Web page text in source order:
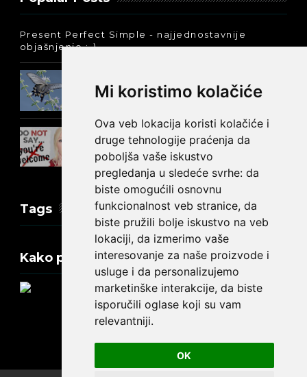
Mi koristimo kolačiće
Ova veb lokacija koristi kolačiće i
druge tehnologije praćenja da
poboljša vaše iskustvo
pregledanja u sledeće svrhe: da
biste omogućili osnovnu
funkcionalnost veb stranice, da
biste pružili bolje iskustvo na veb
lokaciji, da izmerimo vaše
interesovanje za naše proizvode i
usluge i da personalizujemo
marketinške interakcije, da biste
isporučili oglase koji su vam
relevantniji.
OK
Present Perfect Simple - najjednostavnije
objašnjenje :-)
engleskom: was ili were
Kako reći NEMA NA ČEMU na
engleskom?
Tags
Kako promeniti tekst na engleskom?
Update cookies preferences